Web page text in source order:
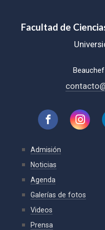
Facultad de
Admisión
Noticias
Agenda
Galerías de fotos
Videos
Prensa